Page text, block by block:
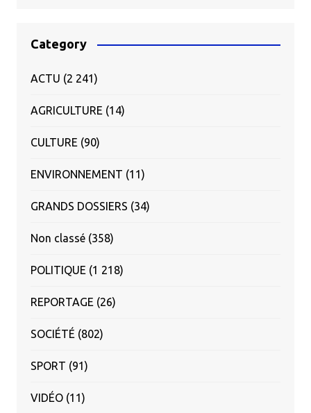
Category
ACTU (2 241)
AGRICULTURE (14)
CULTURE (90)
ENVIRONNEMENT (11)
GRANDS DOSSIERS (34)
Non classé(358)
POLITIQUE (1 218)
REPORTAGE (26)
SOCIÉTÉ (802)
SPORT (91)
VIDÉO(11)